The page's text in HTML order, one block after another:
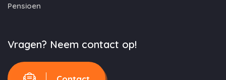
Pensioen
Vragen? Neem contact op!